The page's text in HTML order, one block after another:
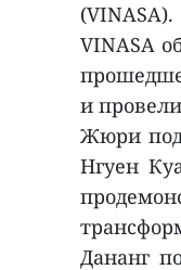
(VINASA).
VINASA
и
Жюри под
Нгуен
Дананг